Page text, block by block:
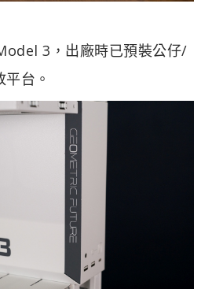
3，出廠時已預裝公仔/
台。